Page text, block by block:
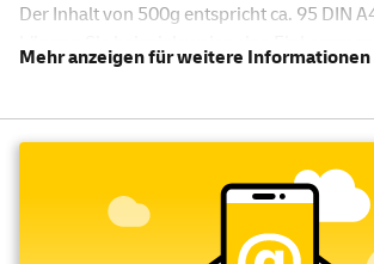
Der Inhalt von 500g entspricht ca. 95 DIN
oder eine Broschüre verschicken.
Wie groß darf der
Bitte beachten Sie, dass die maximale Größe
Briefumschlages 35,3 x 25,0 x 2 cm (Länge